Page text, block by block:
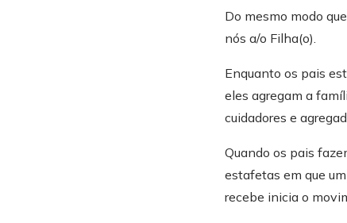
Do mesmo modo
nós a/o Filha(o).
Enquanto os pais
eles agregam a
cuidadores e
Quando os pais
estafetas em que
recebe inicia o
Sou mulher, mãe,
Corria o ano de
Moçambique.